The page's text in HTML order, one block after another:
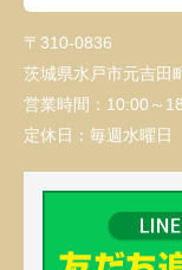
〒310-0836
茨城県水戸市元吉田
営業時間： 10:00～
定休日： 毎週水曜日